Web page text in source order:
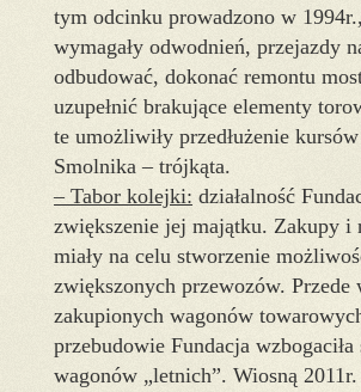
tym odcinku prowadzono w
wymagały odwodnień, przejazdy
odbudować, dokonać remontu
uzupełnić brakujące elementy
te umożliwiły przedłużenie
Smolnika – trójkąta.
– Tabor kolejki: działalność
zwiększenie jej majątku. Zakupy i
miały na celu stworzenie
zwiększonych przewozów. Przede
zakupionych wagonów
przebudowie Fundacja
wagonów „letnich”. Wiosną 2011r.